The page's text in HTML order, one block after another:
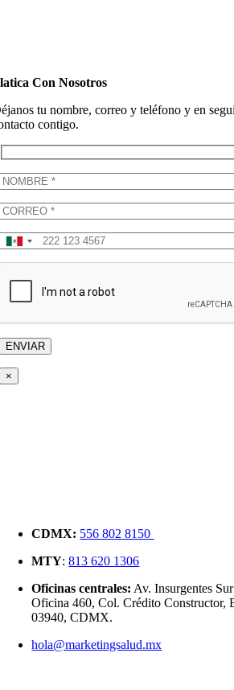
Con Nosotros
tu nombre, correo y teléfono y en
contigo.
×
CDMX: 556 802 8150
MTY:813 620 1306
Oficinas centrales: Av. Insurgentes
Oficina 460, Col. Crédito Constructor,
03940, CDMX.
hola@marketingsalud.mx